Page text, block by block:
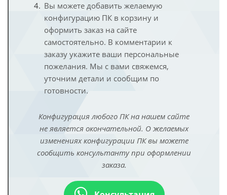
Вы можете добавить желаемую
конфигурацию ПК в корзину и
оформить заказ на сайте
самостоятельно. В комментарии к
заказу укажите ваши персональные
пожелания. Мы с вами свяжемся,
уточним детали и сообщим по
готовности.
Конфигурация любого ПК на нашем сайте
не является окончательной. О желаемых
изменениях конфигурации ПК вы можете
сообщить консультанту при оформлении
заказа.